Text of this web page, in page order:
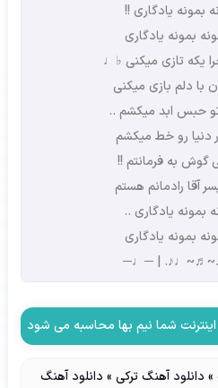
بمونه یادگاری !!
بمونه یادگاری
یکه تازی میکنی ♭♩
با دلم بازی میکنی
حبس ابد میکشم ..
دنیا رو خط میکشم
گوش به فرمانتم !!
آقا رادمانم هستم
بمونه یادگاری ..
بمونه یادگاری
─♩─ |
شما نیم بها محاسبه می شود
» دانلود آهنگ ترکی » دانلود آهنگ